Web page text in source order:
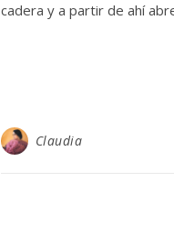
cadera y a partir de ahí
Claudia